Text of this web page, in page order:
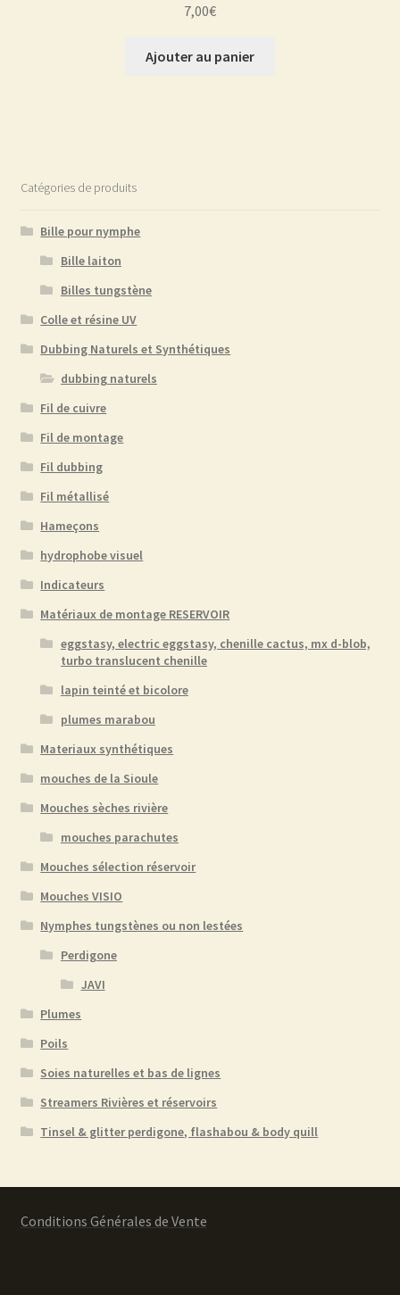
7,00€
Ajouter au panier
Catégories de produits
Bille pour nymphe
Bille laiton
Billes tungstène
Colle et résine UV
Dubbing Naturels et Synthétiques
dubbing naturels
Fil de cuivre
Fil de montage
Fil dubbing
Fil métallisé
Hameçons
hydrophobe visuel
Indicateurs
Matériaux de montage RESERVOIR
eggstasy, electric eggstasy, chenille cactus, mx d-blob,
turbo translucent chenille
lapin teinté et bicolore
plumes marabou
Materiaux synthétiques
mouches de la Sioule
Mouches sèches rivière
mouches parachutes
Mouches sélection réservoir
Mouches VISIO
Nymphes tungstènes ou non lestées
Perdigone
JAVI
Plumes
Poils
Soies naturelles et bas de lignes
Streamers Rivières et réservoirs
Tinsel & glitter perdigone, flashabou & body quill
Conditions Générales de Vente